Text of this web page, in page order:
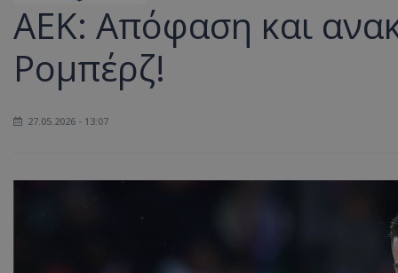
ΑΕΚ: Απόφαση και
Ρομπέρζ!
27.05.2026 - 13:07